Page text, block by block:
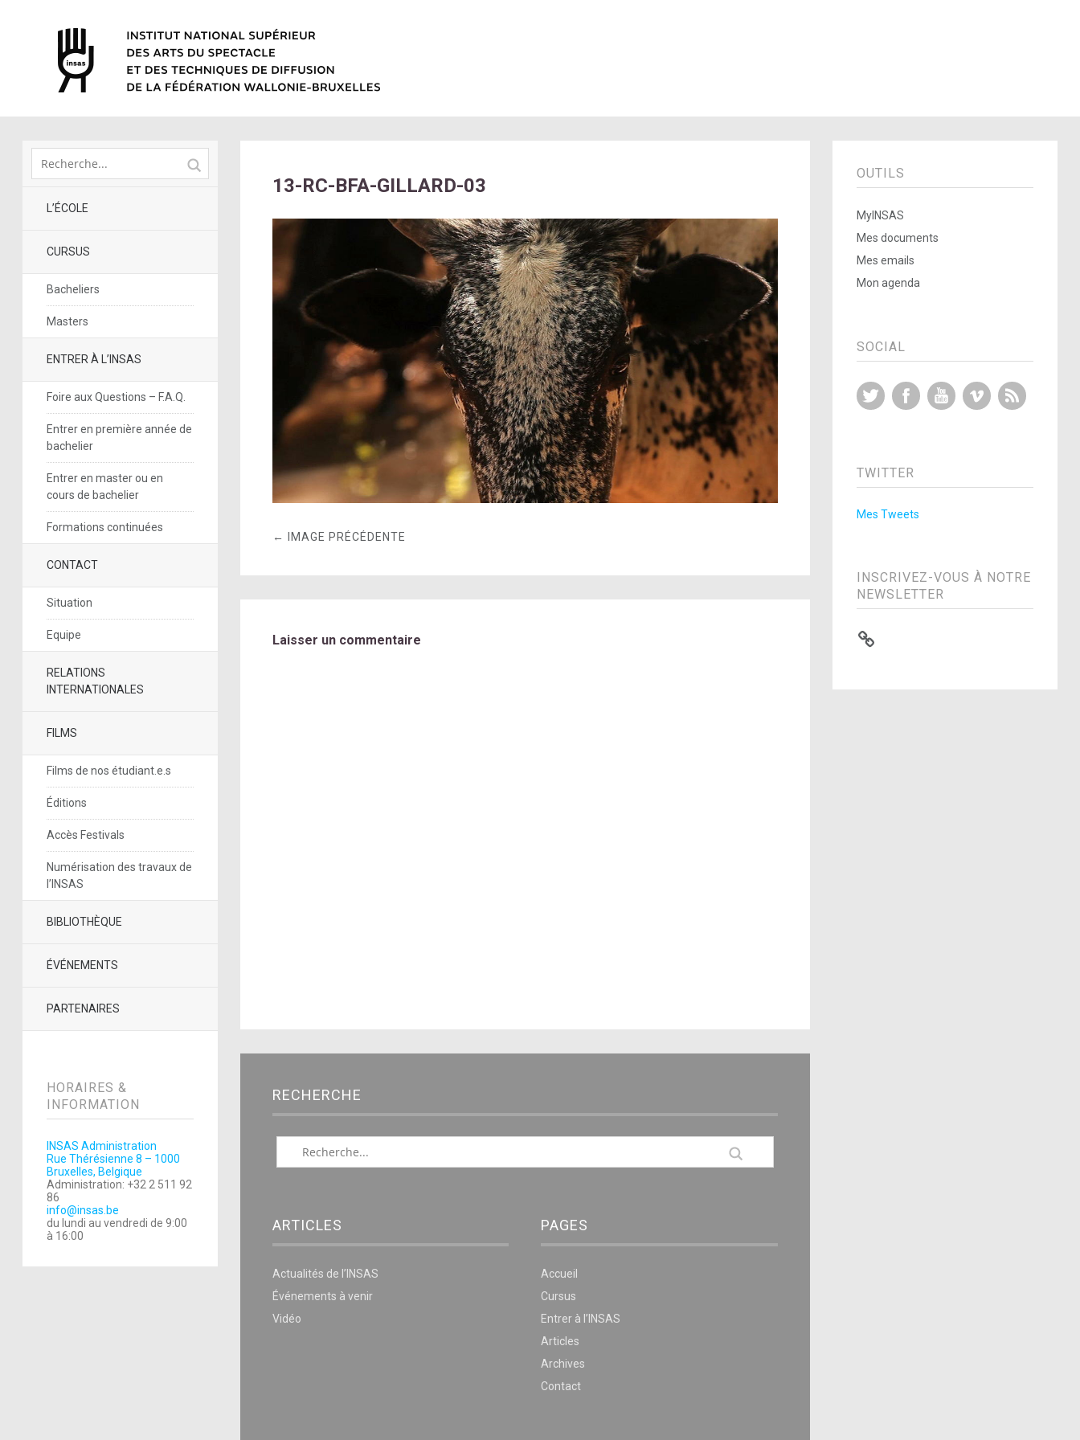
L’ÉCOLE
CURSUS
Bacheliers
Masters
ENTRER À L’INSAS
Foire aux Questions – F.A.Q.
Entrer en première année de
bachelier
Entrer en master ou en
cours de bachelier
Formations continuées
CONTACT
Situation
Equipe
RELATIONS
INTERNATIONALES
FILMS
Films de nos étudiant.e.s
Éditions
Accès Festivals
Numérisation des travaux de
l’INSAS
BIBLIOTHÈQUE
ÉVÉNEMENTS
PARTENAIRES
HORAIRES &
INFORMATION
INSAS Administration
Rue Thérésienne 8 – 1000
Bruxelles, Belgique
Administration: +32 2 511 92
86
info@insas.be
du lundi au vendredi de 9:00
à 16:00
13-RC-BFA-GILLARD-03
← IMAGE PRÉCÉDENTE
Laisser un commentaire
RECHERCHE
ARTICLES
Actualités de l’INSAS
Événements à venir
Vidéo
PAGES
Accueil
Cursus
Entrer à l’INSAS
Articles
Archives
Contact
OUTILS
MyINSAS
Mes documents
Mes emails
Mon agenda
SOCIAL
Twitter FacebookYouTubeVimeo
TWITTER
Mes Tweets
INSCRIVEZ-VOUS À NOTRE
NEWSLETTER